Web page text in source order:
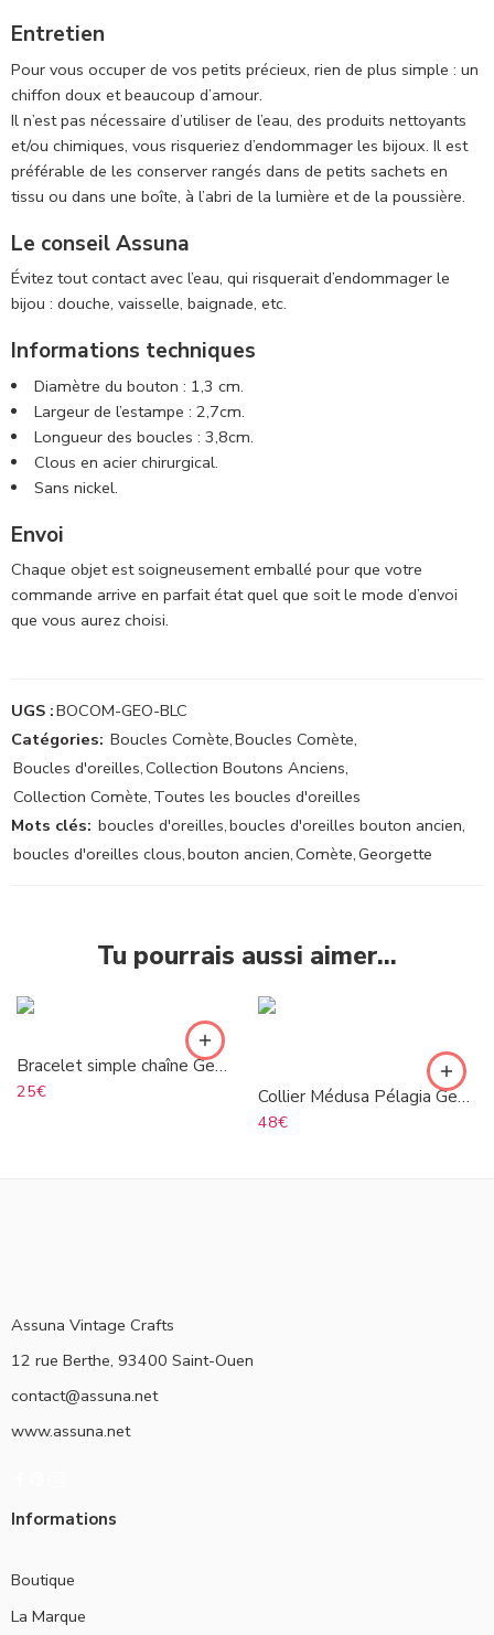
Entretien
Pour vous occuper de vos petits précieux, rien de plus simple : un
chiffon doux et beaucoup d’amour.
Il n’est pas nécessaire d’utiliser de l’eau, des produits nettoyants
et/ou chimiques, vous risqueriez d’endommager les bijoux. Il est
préférable de les conserver rangés dans de petits sachets en
tissu ou dans une boîte, à l’abri de la lumière et de la poussière.
Le conseil Assuna
Évitez tout contact avec l’eau, qui risquerait d’endommager le
bijou : douche, vaisselle, baignade, etc.
Informations techniques
Diamètre du bouton : 1,3 cm.
Largeur de l’estampe : 2,7cm.
Longueur des boucles : 3,8cm.
Clous en acier chirurgical.
Sans nickel.
Envoi
Chaque objet est soigneusement emballé pour que votre
commande arrive en parfait état quel que soit le mode d’envoi
que vous aurez choisi.
UGS :BOCOM-GEO-BLC
Catégories: Boucles Comète,Boucles Comète,
Boucles d'oreilles,Collection Boutons Anciens,
Collection Comète, Toutes les boucles d'oreilles
Mots clés: boucles d'oreilles,boucles d'oreilles bouton ancien,
boucles d'oreilles clous,bouton ancien,Comète,Georgette
Tu pourrais aussi aimer…
Bracelet simple chaîne Georgette orange
25€
Collier Médusa Pélagia Georgette
48€
Assuna Vintage Crafts
12 rue Berthe, 93400 Saint-Ouen
contact@assuna.net
www.assuna.net
Informations
Boutique
La Marque